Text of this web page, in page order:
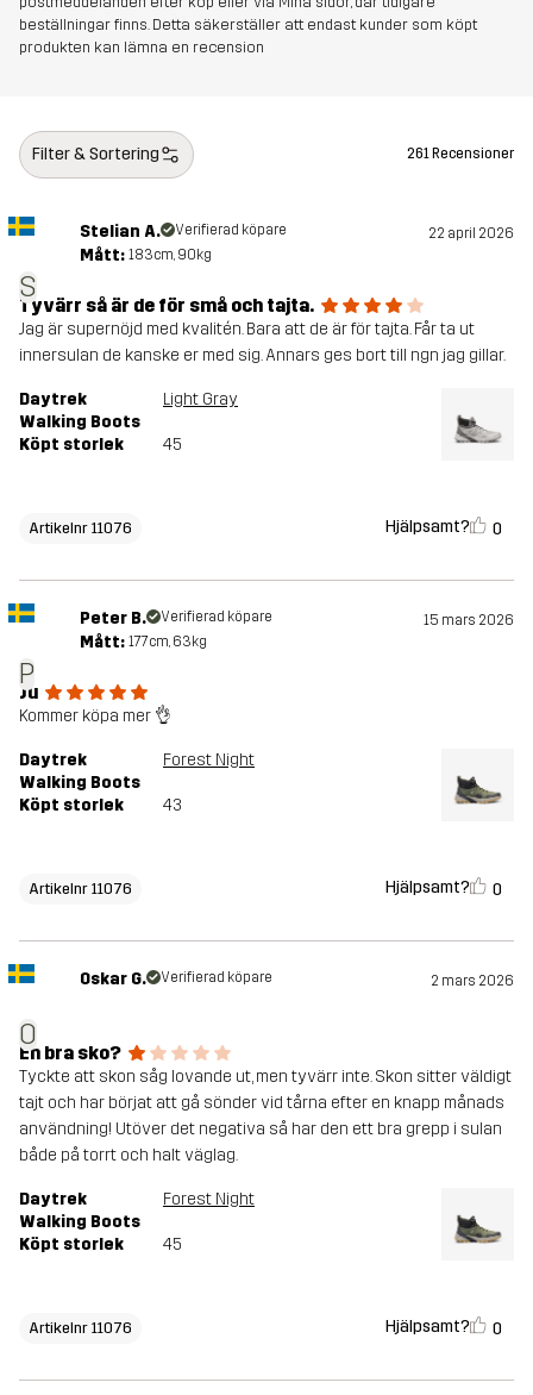
Vikt 400g
Artikelnummer 11076_2891
beställningar finns. Detta säkerställer att endast kunder som köpt
produkten kan lämna en recension
Filter & Sortering 261 Recensioner
S
Stelian A. Verifierad köpare 22 april 2026
Mått: 183cm, 90kg
Tyvärr så är de för små och tajta.
Jag är supernöjd med kvalitén. Bara att de är för tajta. Får ta ut
innersulan de kanske er med sig. Annars ges bort till ngn jag gillar.
Daytrek
Walking Boots
Light Gray
Köpt storlek 45
Artikelnr 11076 Hjälpsamt? 0
P
Peter B. Verifierad köpare 15 mars 2026
Mått: 177cm, 63kg
Ju
Kommer köpa mer 👌
Daytrek
Walking Boots
Forest Night
Köpt storlek 43
Artikelnr 11076 Hjälpsamt? 0
O
Oskar G. Verifierad köpare 2 mars 2026
En bra sko?
Tyckte att skon såg lovande ut, men tyvärr inte. Skon sitter väldigt
tajt och har börjat att gå sönder vid tårna efter en knapp månads
användning! Utöver det negativa så har den ett bra grepp i sulan
både på torrt och halt väglag.
Daytrek
Walking Boots
Forest Night
Köpt storlek 45
Artikelnr 11076 Hjälpsamt? 0